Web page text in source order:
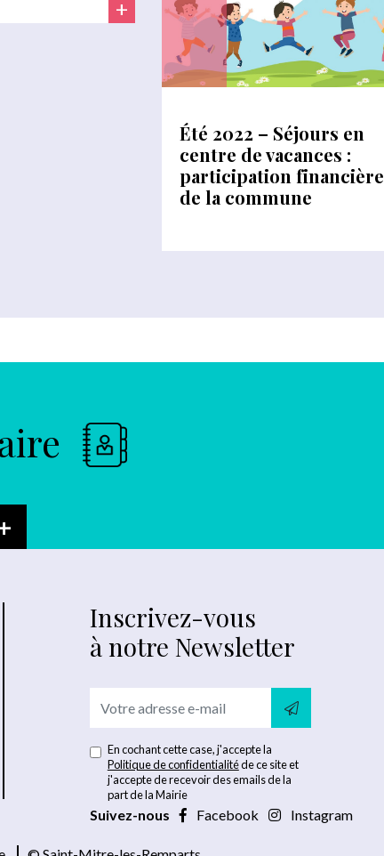
+
Été 2022 – Séjours en
centre de vacances :
participation financière
de la commune
Inscrivez-vous
à notre Newsletter
En cochant cette case, j'accepte la
Politique de confidentialitéde ce site et
j'accepte de recevoir des emails de la
part de la Mairie
Suivez-nous Facebook Instagram